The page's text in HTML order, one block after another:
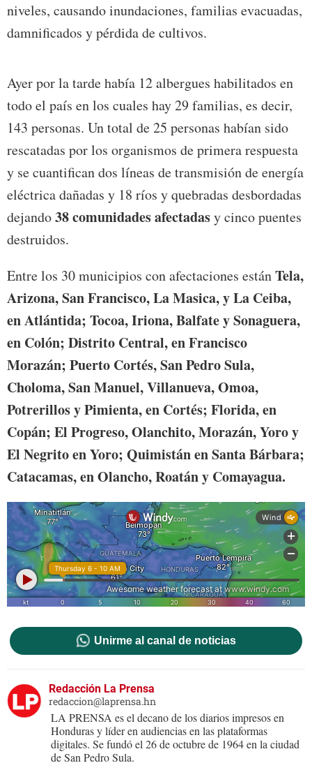
niveles, causando inundaciones, familias evacuadas,
damnificados y pérdida de cultivos.
Ayer por la tarde había 12 albergues habilitados en
todo el país en los cuales hay 29 familias, es decir,
143 personas. Un total de 25 personas habían sido
rescatadas por los organismos de primera respuesta
y se cuantifican dos líneas de transmisión de energía
eléctrica dañadas y 18 ríos y quebradas desbordadas
dejando38 comunidades afectadasy cinco puentes
destruidos.
Entre los 30 municipios con afectaciones estánTela,
Arizona, San Francisco, La Masica, y La Ceiba,
en Atlántida; Tocoa, Iriona, Balfate y Sonaguera,
en Colón; Distrito Central, en Francisco
Morazán; Puerto Cortés, San Pedro Sula,
Choloma, San Manuel, Villanueva, Omoa,
Potrerillos y Pimienta, en Cortés; Florida, en
Copán; El Progreso, Olanchito, Morazán, Yoro y
El Negrito en Yoro; Quimistán en Santa Bárbara;
Catacamas, en Olancho, Roatán y Comayagua.
Unirme al canal de noticias
Redacción La Prensa
redaccion@laprensa.hn
LA PRENSA es el decano de los diarios impresos en
Honduras y líder en audiencias en las plataformas
digitales. Se fundó el 26 de octubre de 1964 en la ciudad
de San Pedro Sula.